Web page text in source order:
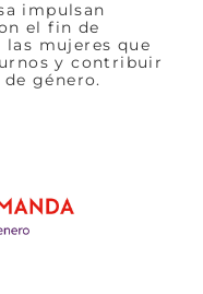
impulsan
el fin de
mujeres que
y contribuir
género.